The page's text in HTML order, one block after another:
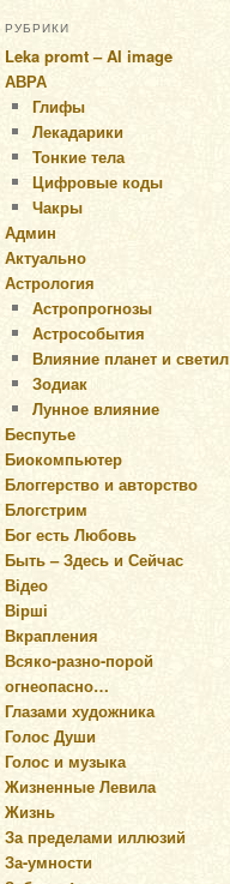
РУБРИКИ
Leka promt – AI image
АВРА
Глифы
Лекадарики
Тонкие тела
Цифровые коды
Чакры
Админ
Актуально
Астрология
Астропрогнозы
Астрособытия
Влияние планет и светил
Зодиак
Лунное влияние
Беспутье
Биокомпьютер
Блоггерство и авторство
Блогстрим
Бог есть Любовь
Быть – Здесь и Сейчас
Відео
Вірші
Вкрапления
Всяко-разно-порой
огнеопасно…
Глазами художника
Голос Души
Голос и музыка
Жизненные Левила
Жизнь
За пределами иллюзий
За-умности